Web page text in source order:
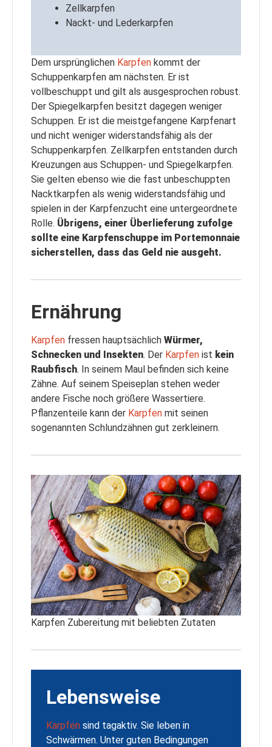
Zellkarpfen
Nackt- und Lederkarpfen
Dem ursprünglichen Karpfen kommt der
Schuppenkarpfen am nächsten. Er ist
vollbeschuppt und gilt als ausgesprochen robust.
Der Spiegelkarpfen besitzt dagegen weniger
Schuppen. Er ist die meistgefangene Karpfenart
und nicht weniger widerstandsfähig als der
Schuppenkarpfen. Zellkarpfen entstanden durch
Kreuzungen aus Schuppen- und Spiegelkarpfen.
Sie gelten ebenso wie die fast unbeschuppten
Nacktkarpfen als wenig widerstandsfähig und
spielen in der Karpfenzucht eine untergeordnete
Rolle. Übrigens, einer Überlieferung zufolge
sollte eine Karpfenschuppe im Portemonnaie
sicherstellen, dass das Geld nie ausgeht.
Ernährung
Karpfen fressen hauptsächlich Würmer,
Schnecken und Insekten. Der Karpfen ist kein
Raubfisch. In seinem Maul befinden sich keine
Zähne. Auf seinem Speiseplan stehen weder
andere Fische noch größere Wassertiere.
Pflanzenteile kann der Karpfen mit seinen
sogenannten Schlundzähnen gut zerkleinern.
Karpfen Zubereitung mit beliebten Zutaten
Lebensweise
Karpfen sind tagaktiv. Sie leben in
Schwärmen. Unter guten Bedingungen